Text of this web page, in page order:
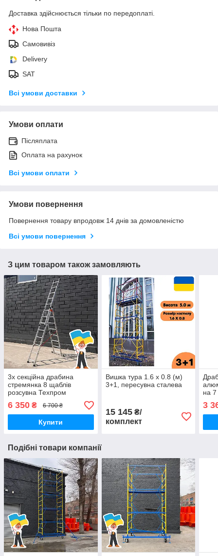
Доставка здійснюється тільки по передоплаті.
Нова Пошта
Самовивіз
Delivery
SAT
Всі умови доставки
Умови оплати
Післяплата
Оплата на рахунок
Всі умови оплати
Умови повернення
Повернення товару впродовж 14 днів за домовленістю
Всі умови повернення
З цим товаром також замовляють
3х секційна драбина
стремянка 8 щаблів
розсувна Техпром
6 350 ₴ 6 700 ₴
Купити
Вишка тура 1.6 х 0.8 (м)
3+1, пересувна сталева
15 145₴/
комплект
на 7
3
Подібні товари компанії